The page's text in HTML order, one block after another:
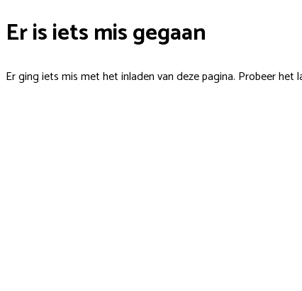
Er is iets mis gegaan
Er ging iets mis met het inladen van deze pagina. Probeer het